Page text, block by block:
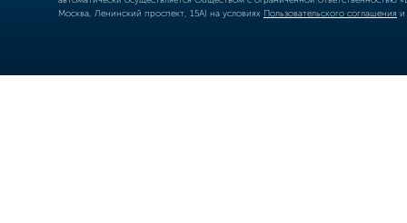
Москва, Ленинский проспект, 15А) на условиях Пользовательского соглашения и